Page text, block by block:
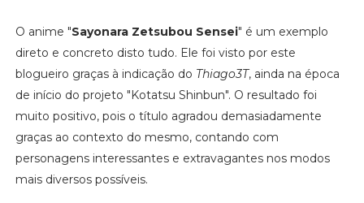
O anime "Sayonara Zetsubou Sensei" é um exemplo
direto e concreto disto tudo. Ele foi visto por este
blogueiro graças à indicação do Thiago3T, ainda na época
de início do projeto "Kotatsu Shinbun". O resultado foi
muito positivo, pois o título agradou demasiadamente
graças ao contexto do mesmo, contando com
personagens interessantes e extravagantes nos modos
mais diversos possíveis.